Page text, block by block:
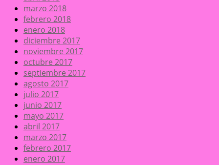
marzo 2018
febrero 2018
enero 2018
diciembre 2017
noviembre 2017
octubre 2017
septiembre 2017
agosto 2017
julio 2017
junio 2017
mayo 2017
abril 2017
marzo 2017
febrero 2017
enero 2017